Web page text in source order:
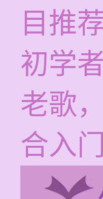
目推
初学
老歌
合入